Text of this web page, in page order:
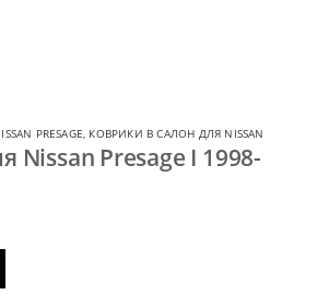
PRESAGE, КОВРИКИ В САЛОН ДЛЯ NISSAN
Nissan Presage I 1998-